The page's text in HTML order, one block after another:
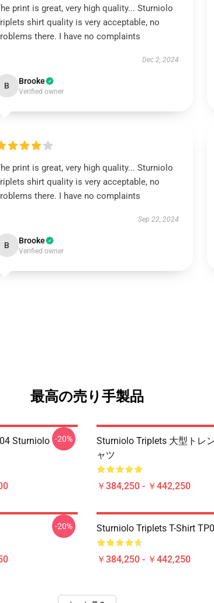
print is great, very high quality... Sturniolo
shirt quality is very acceptable, no
there. I have no complaints
Dec 2, 2024
B Brooke
Verified owner
print is great, very high quality... Sturniolo
shirt quality is very acceptable, no
there. I have no complaints
Sep 22, 2024
B Brooke
Verified owner
最高の売り手製品
Sturniolo -20%
Sturniolo Triplets 大型トレ
ャツ
￥384,250 - ￥442,250
-20% Sturniolo Triplets T-Shirt
￥384,250 - ￥442,250